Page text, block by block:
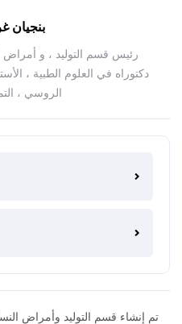
بنجيان
دكتوراه في العلوم الطبية ،
الروسي ،
تم إنشاء قسم التوليد وأمراض